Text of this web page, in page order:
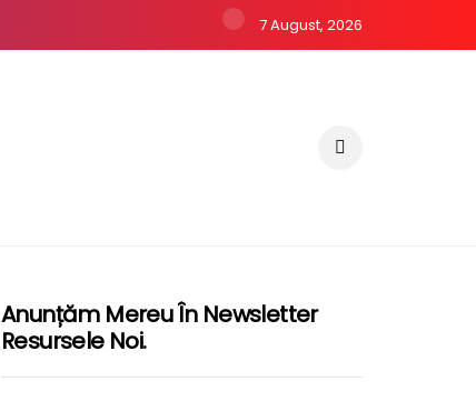
7 August, 2026
Anunțăm Mereu În Newsletter
Resursele Noi.